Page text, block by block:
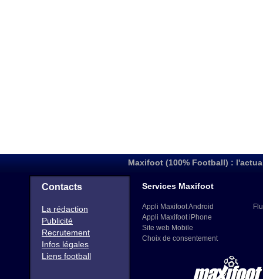
Maxifoot (100% Football) :
Contacts
La rédaction
Publicité
Recrutement
Infos légales
Liens football
Services Maxifoot
Appli Maxifoot Android
Appli Maxifoot iPhone
Site web Mobile
Choix de consentement